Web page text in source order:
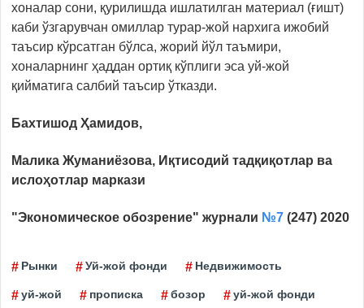
хоналар сони, қурилишда ишлатилган материал (ғишт)
каби ўзгарувчан омиллар турар-жой нархига ижобий
таъсир кўрсатган бўлса, жорий йўл таъмири,
хоналарнинг ҳаддан ортиқ кўплиги эса уй-жой
қийматига салбий таъсир ўтказди.
Бахтишод Ҳамидов,
Малика Жуманиёзова, Иқтисодий тадқиқотлар ва
ислоҳотлар маркази
"Экономическое обозрение" журнали №7 (247) 2020
Рынки Уй-жой фонди Недвижимость
уй-жой прописка бозор уй-жой фонди